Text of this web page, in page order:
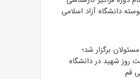
دانشگاه آزاد اسلامی
برگزار شد؛
روز شهید در دانشگاه
قم